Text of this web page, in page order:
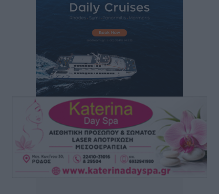
ο 8ος Γερμανός που αγνοούνταν μετά την παράσυρσή
ιστιοφόρου
Τοπικές Ειδήσεις• πριν 4 ώρες
Ερώτηση στην Ευρωπαϊκή Επιτροπή για τις
αλλεπάλληλες πυρκαγιές που ξεσπούν από μονάδες
ανακύκλωσης και ΧΥΤΑ και την επικίνδυνη έκθεση
σε καρκινογόνες τοξικές ουσίες
Ειδήσεις• πριν 4 ώρες